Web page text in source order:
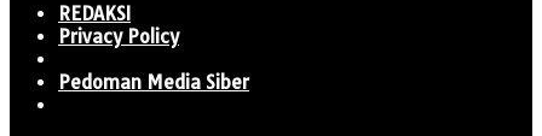
REDAKSI
Privacy Policy
Pedoman Media Siber